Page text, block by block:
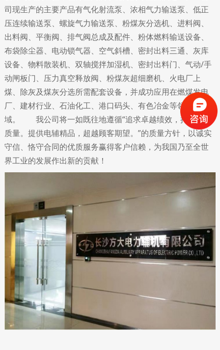
司现生产的主要产品有气化射流泵、浓相气力输送泵、低正
压连续输送泵、螺旋气力输送泵、粉煤灰分选机、进料阀、
出料阀、平衡阀、排气阀总成及配件、粉体燃料输送设备、
布袋除尘器、电动锁气器、空气斜槽、密封出料三通、灰库
设备、物料散装机、双轴搅拌加湿机、密封出料门、气动/手
动闸板门、压力真空释放阀、粉煤灰超细磨机、火电厂上
煤、除灰及煤灰分选所需配套设备，并成功应用在燃煤发电
厂、建材行业、石油化工、港口码头、有色冶金等领
域。 我公司将一如既往地遵循“追求卓越绩效，持续改进
质量。提供电辅精品，超越顾客期望。”的质量方针，以诚实
守信、恪守合同的优质服务赢得客户信赖，为我国乃至全世
界工业的发展作出新的贡献！